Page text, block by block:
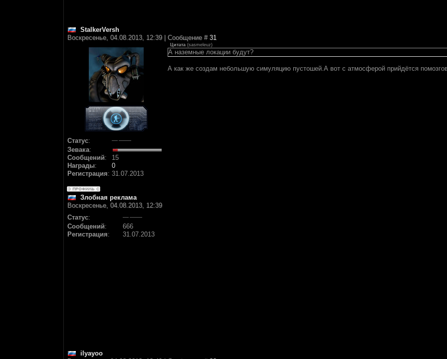
StalkerVersh
Воскресенье, 04.08.2013, 12:39 | Сообщение # 31
Статус:
Зевака:
Сообщений:
15
Награды:
0
Регистрация: 31.07.2013
Цитата (sasmeleuz)
А наземные локации будут?
А как же создам небольшую симуляцию пустошей.А вот с атмосферой прийдётся
Злобная реклама
Воскресенье, 04.08.2013, 12:39
Статус:
Сообщений:
666
Регистрация: 31.07.2013
ilyayoo